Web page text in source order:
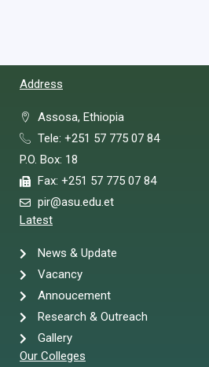
Address
Assosa, Ethiopia
Tele: +251 57 775 07 84
P.O. Box: 18
Fax: +251 57 775 07 84
pir@asu.edu.et
Latest
News & Update
Vacancy
Annoucement
Research & Outreach
Gallery
Our Colleges